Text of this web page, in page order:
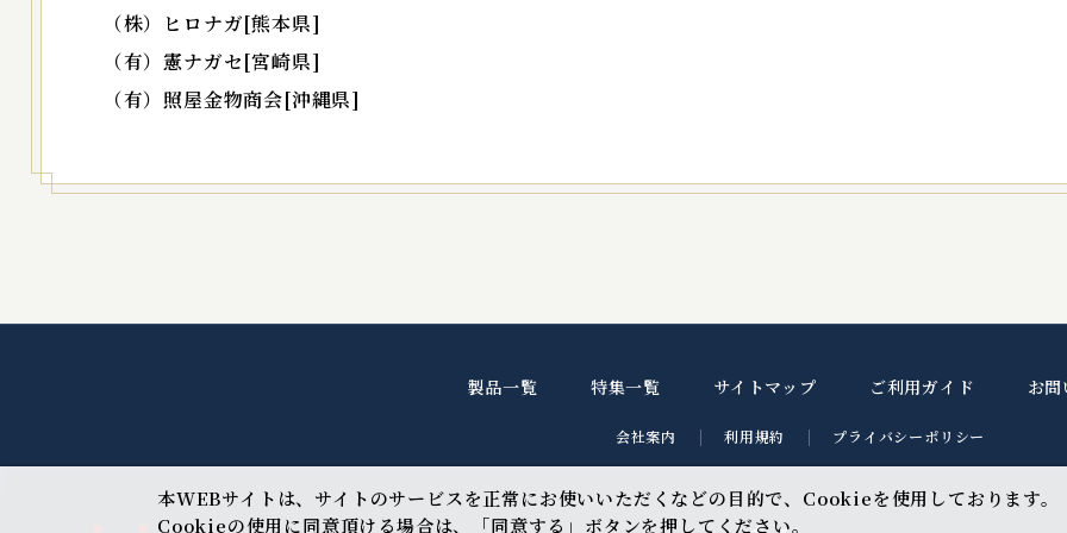
（株）ヒロナガ[熊本県]
（有）憲ナガセ[宮崎県]
（有）照屋金物商会[沖縄県]
本WEBサイトは、サイトのサービスを正常にお使いいただくなどの目的で、Cookieを使用しております。
Cookieの使用に同意頂ける場合は、「同意する」ボタンを押してください。
製品一覧 特集一覧 サイトマップ ご利用ガイド お
会社案内 利用規約 プライバシーポリシー